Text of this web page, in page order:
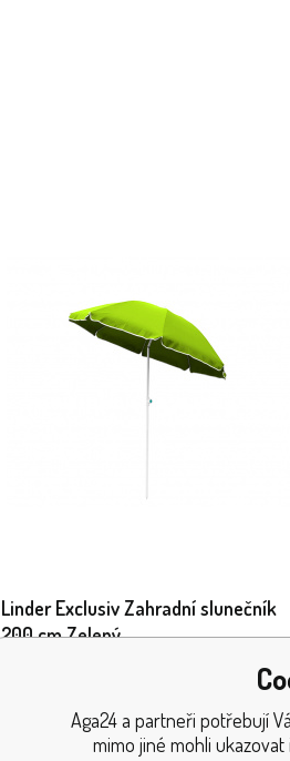
Linder Exclusiv Zahradní slunečník
200 cm Zelený
Klasický zahradní slunečník s pevnou konstrukcí
polyesterového materiálu.
Aga24 a partneři potřebují
mimo jiné mohli